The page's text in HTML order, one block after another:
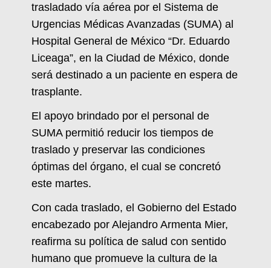
trasladado vía aérea por el Sistema de
Urgencias Médicas Avanzadas (SUMA) al
Hospital General de México “Dr. Eduardo
Liceaga”, en la Ciudad de México, donde
será destinado a un paciente en espera de
trasplante.
El apoyo brindado por el personal de
SUMA permitió reducir los tiempos de
traslado y preservar las condiciones
óptimas del órgano, el cual se concretó
este martes.
Con cada traslado, el Gobierno del Estado
encabezado por Alejandro Armenta Mier,
reafirma su política de salud con sentido
humano que promueve la cultura de la